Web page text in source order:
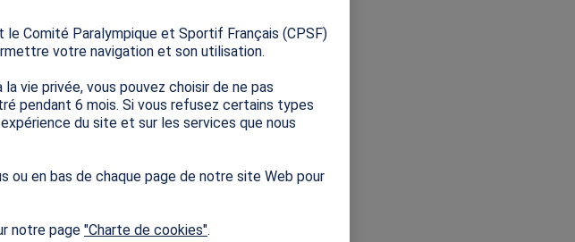
de Paris 2024
des élèves, de la maternelle à
sportive ou para sportive,
,et découverte des disciplines
tous les potentiels éducatifs du
avec l’annonce du lancement d’un
2024» proposé par Paris 2024 avec le
des écoles primaires labélisées. Et
!
Comité Paralympique et Sportif Français (CPSF)
votre navigation et son utilisation.
vie privée, vous pouvez choisir de ne pas
pendant 6 mois. Si vous refusez certains types
du site et sur les services que nous
ou en bas de chaque page de notre site Web pour
notre page "Charte de cookies".